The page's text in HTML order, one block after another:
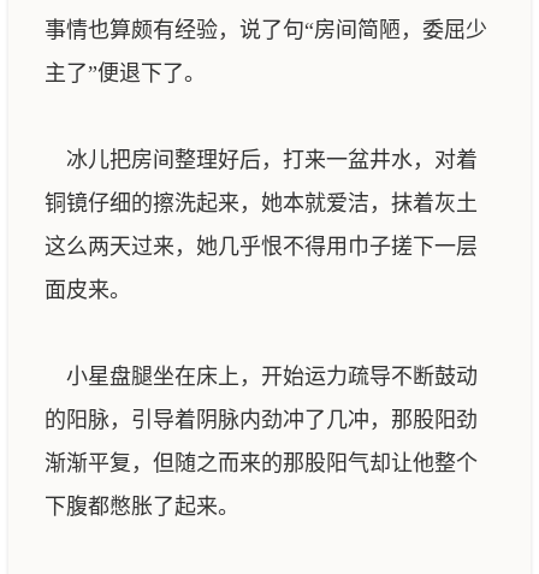
事情也算颇有经验，说了句“房间简陋，委屈少
主了”便退下了。
冰儿把房间整理好后，打来一盆井水，对着
铜镜仔细的擦洗起来，她本就爱洁，抹着灰土
这么两天过来，她几乎恨不得用巾子搓下一层
面皮来。
小星盘腿坐在床上，开始运力疏导不断鼓动
的阳脉，引导着阴脉内劲冲了几冲，那股阳劲
渐渐平复，但随之而来的那股阳气却让他整个
下腹都憋胀了起来。